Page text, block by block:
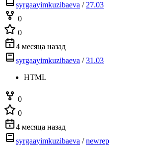
syrgaayimkuzibaeva / 27.03
0
0
4 месяца назад
syrgaayimkuzibaeva /31.03
HTML
0
0
4 месяца назад
syrgaayimkuzibaeva /newrep